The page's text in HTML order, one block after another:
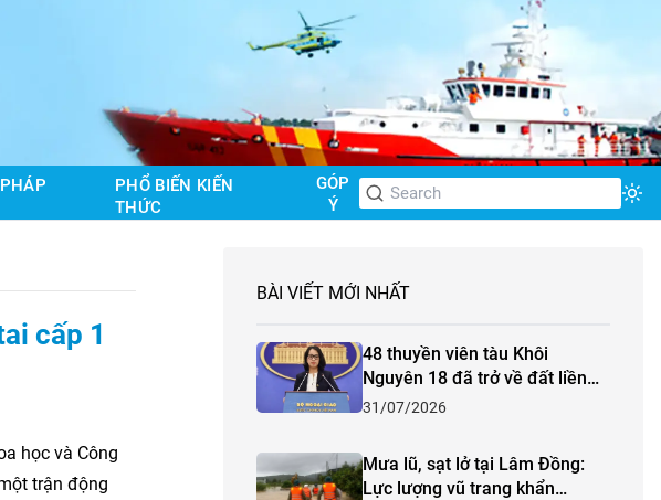
PHỔ BIẾN KIẾN
THỨC
GÓP
Ý
cấp 1
học và Công
trận động
BÀI VIẾT MỚI NHẤT
48 thuyền viên tàu Khôi
Nguyên 18 đã trở về đất liền
an toàn và đoàn tụ với gia đình
31/07/2026
Mưa lũ, sạt lở tại Lâm Đồng:
Lực lượng vũ trang khẩn